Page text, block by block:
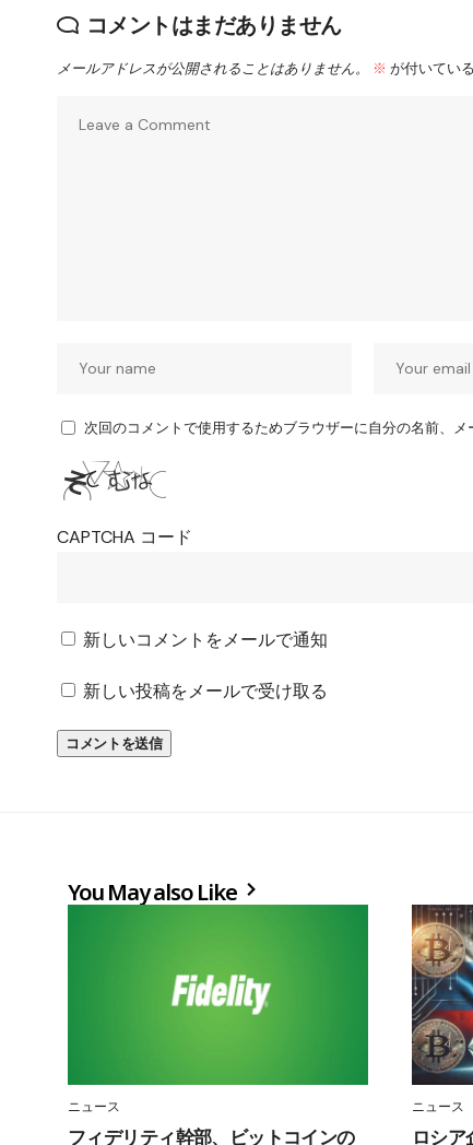
コメントはまだありません
メールアドレスが公開されることはありません。 ※ が付いてい
次回のコメントで使用するためブラウザーに自分の名前、メ
CAPTCHA コード
新しいコメントをメールで通知
新しい投稿をメールで受け取る
You May also Like
ニュース
フィデリティ幹部、ビットコインの
ニュース
ロシ